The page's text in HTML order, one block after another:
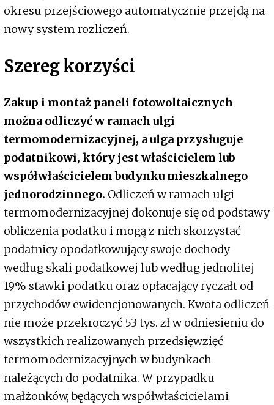
okresu przejściowego automatycznie przejdą na
nowy system rozliczeń.
Szereg korzyści
Zakup i montaż paneli fotowoltaicznych
można odliczyć w ramach ulgi
termomodernizacyjnej, a ulga przysługuje
podatnikowi, który jest właścicielem lub
współwłaścicielem budynku mieszkalnego
jednorodzinnego. Odliczeń w ramach ulgi
termomodernizacyjnej dokonuje się od podstawy
obliczenia podatku i mogą z nich skorzystać
podatnicy opodatkowujący swoje dochody
według skali podatkowej lub według jednolitej
19% stawki podatku oraz opłacający ryczałt od
przychodów ewidencjonowanych. Kwota odliczeń
nie może przekroczyć 53 tys. zł w odniesieniu do
wszystkich realizowanych przedsięwzięć
termomodernizacyjnych w budynkach
należących do podatnika. W przypadku
małżonków, będących współwłaścicielami